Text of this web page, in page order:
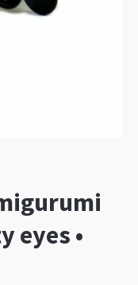
eyes •